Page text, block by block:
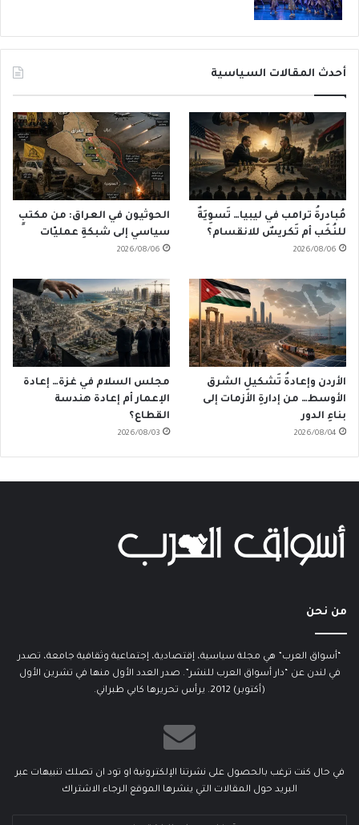
أحدث المقالات السياسية
مُبادرةُ ترامب في ليبيا… تَسوِيَةٌ
للنُخَب أم تَكريسٌ للانقسام؟
2026/08/06
الحوثيون في العراق: من مكتبٍ
سياسي إلى شبكةِ عمليّات
2026/08/06
الأردن وإعادةُ تَشكيلِ الشرق
الأوسط… من إدارةِ الأزمات إلى
بناءِ الدور
2026/08/04
مجلس السلام في غزة… إعادة
الإعمار أم إعادة هندسة
القطاع؟
2026/08/03
من نحن
“أسواق العرب” هي مجلة سياسية، إقتصادية، إجتماعية وثقافية جامعة، تصدر
في لندن عن “دار أسواق العرب للنشر”. صدر العدد الأول منها في تشرين الأول
(أكتوبر) 2012. يرأس تحريرها كابي طبراني.
في حال كنت ترغب بالحصول على نشرتنا الإلكترونية او تود ان تصلك تنبيهات عبر
البريد حول المقالات التي ينشرها الموقع الرجاء الاشتراك